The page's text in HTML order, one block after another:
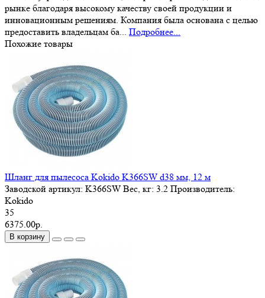
рынке благодаря высокому качеству своей продукции и
инновационным решениям. Компания была основана с целью
предоставить владельцам ба... Подробнее...
Похожие товары
Шланг для пылесоса Kokido K366SW d38 мм, 12 м
Заводской артикул: K366SW Вес, кг: 3.2 Производитель:
Kokido
35
6375.00р.
В корзину